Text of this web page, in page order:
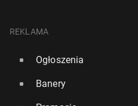
REKLAMA
Ogłoszenia
Banery